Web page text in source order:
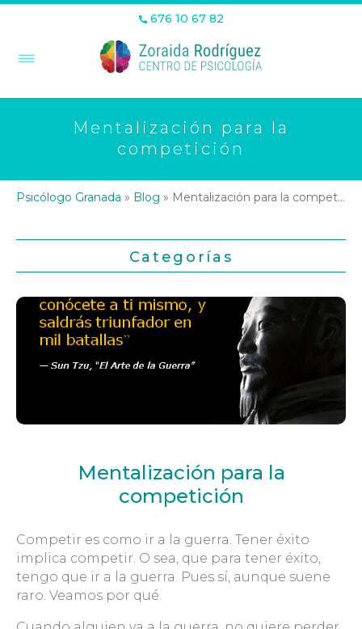
676 10 67 82
Mentalización para la
competición
Psicólogo Granada » Blog » Mentalización para la competición
Categorías
Mentalización para la
competición
Competir es como ir a la guerra. Tener éxito
implica competir. O sea, que para tener éxito,
tengo que ir a la guerra. Pues sí, aunque suene
raro. Veamos por qué.